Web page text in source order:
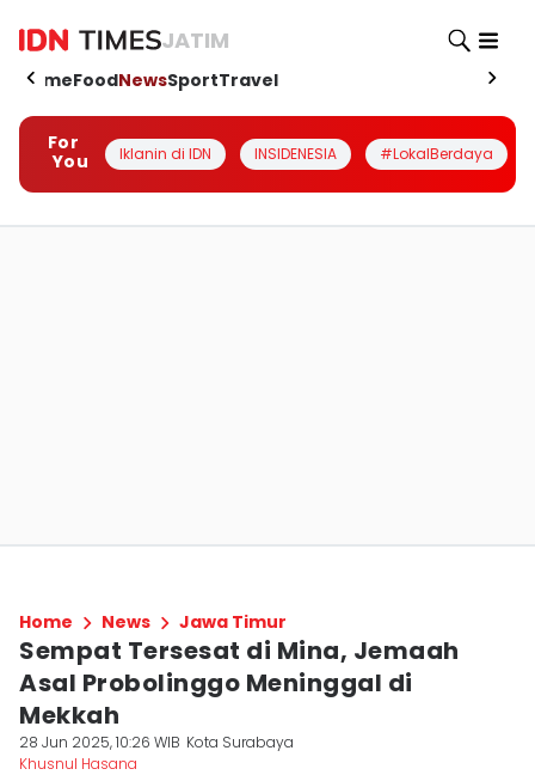
JATIM
HomeFoodNewsSportTravel
For
You
Iklanin di IDN INSIDENESIA #LokalBerdaya
Home News Jawa Timur
Sempat Tersesat di Mina, Jemaah
Asal Probolinggo Meninggal di
Mekkah
28 Jun 2025, 10:26 WIB Kota Surabaya
Khusnul Hasana